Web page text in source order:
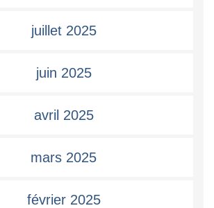
juillet 2025
juin 2025
avril 2025
mars 2025
février 2025